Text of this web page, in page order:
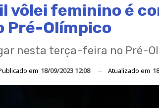
vôlei feminino é
Pré-Olímpico
nesta terça-feira no Pré-
em 18/09/2023 12:08 Atualizado em